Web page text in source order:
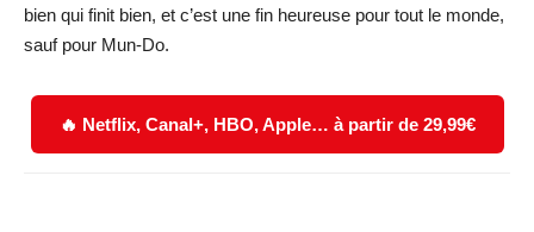
bien qui finit bien, et c’est une fin heureuse pour tout le monde,
sauf pour Mun-Do.
🔥 Netflix, Canal+, HBO, Apple… à partir de 29,99€